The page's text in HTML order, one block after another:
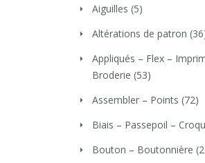
Aiguilles (5)
Altérations de patron
Appliqués – Flex –
Broderie (53)
Assembler – Points (72)
Biais – Passepoil –
Bouton – Boutonnière